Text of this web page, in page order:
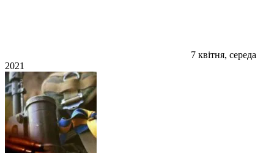
7 квітня, середа
2021